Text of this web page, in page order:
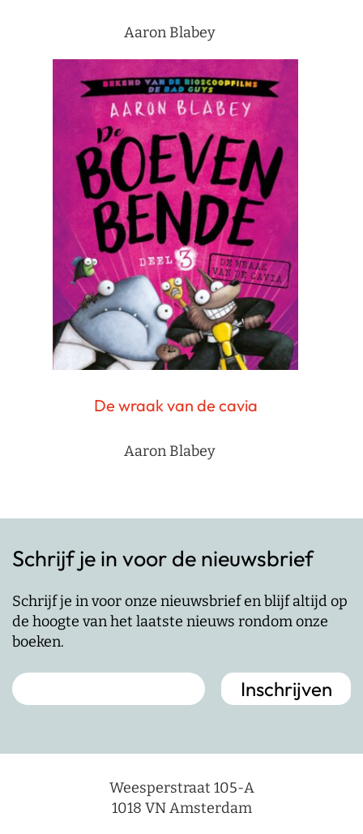
Aaron Blabey
De wraak van de cavia
Aaron Blabey
Schrijf je in voor de nieuwsbrief
Schrijf je in voor onze nieuwsbrief en blijf altijd op
de hoogte van het laatste nieuws rondom onze
boeken.
Weesperstraat 105-A
1018 VN Amsterdam